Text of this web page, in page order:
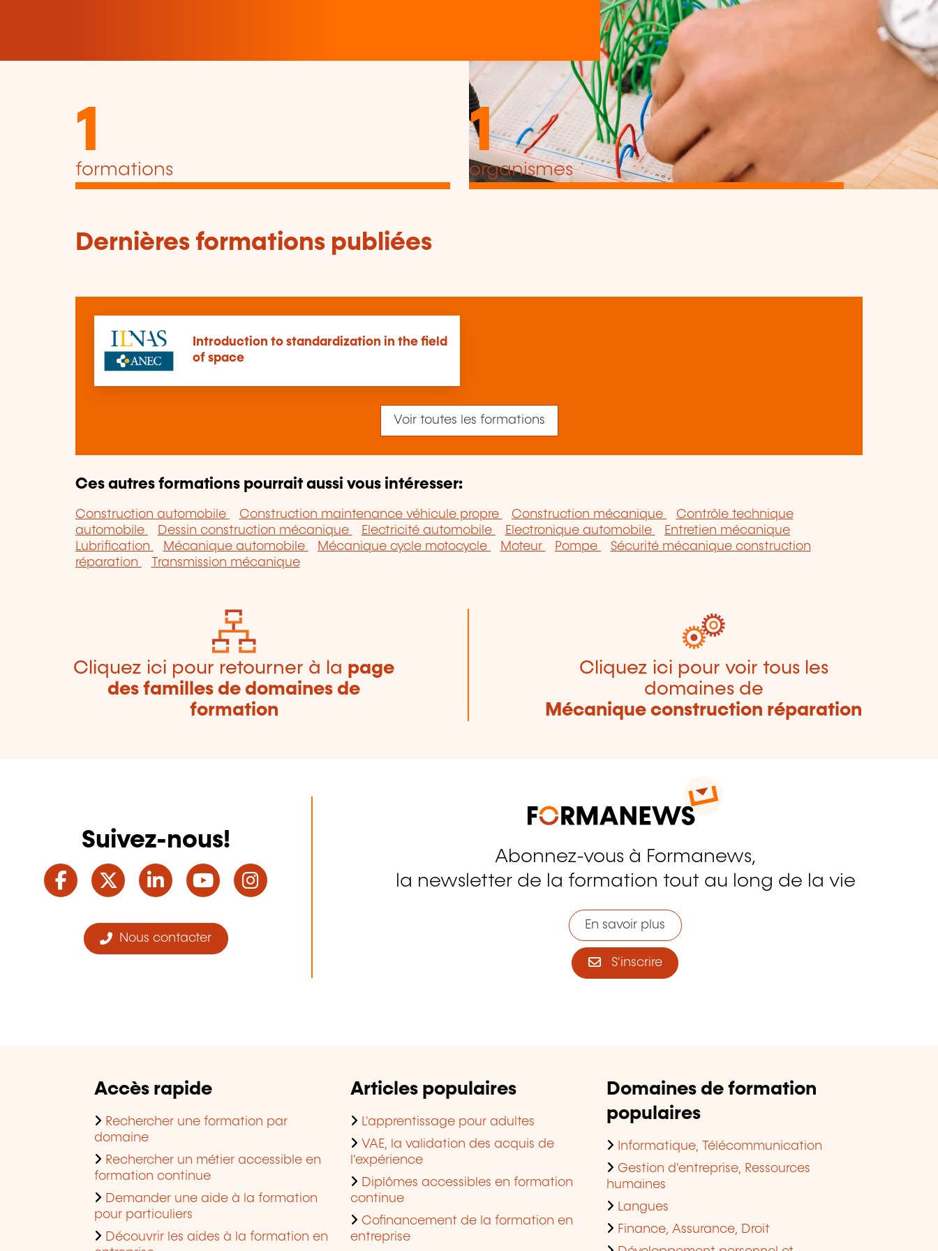
1
formations
1
organismes
Dernières formations publiées
Introduction to standardization in the field
of space
Voir toutes les formations
Ces autres formations pourrait aussi vous intéresser:
Construction automobile Construction maintenance véhicule propre Construction mécanique
Contrôle technique
automobile
Dessin construction mécanique Electricité automobile Electronique automobile
Entretien mécanique
Lubrification
Mécanique automobile Mécanique cycle motocycle Moteur Pompe
Sécurité mécanique construction
réparation
Transmission mécanique
Cliquez ici pour retourner à la page
des familles de domaines de
formation
Cliquez ici pour voir tous les
domaines de
Mécanique construction réparation
Suivez-nous!
Facebook
TwitterLinkedInYouTube
Nous contacter
Abonnez-vous à Formanews,
la newsletter de la formation tout au long de la vie
En savoir plus
S'inscrire
Accès rapide
Rechercher une formation par
domaine
Rechercher un métier accessible en
formation continue
Demander une aide à la formation
pour particuliers
Découvrir les aides à la formation en
Articles populaires
L'apprentissage pour adultes
VAE, la validation des acquis de
l'expérience
Diplômes accessibles en formation
continue
Cofinancement de la formation en
entreprise
Domaines de formation
populaires
Informatique, Télécommunication
Gestion d'entreprise, Ressources
humaines
Langues
Finance, Assurance, Droit